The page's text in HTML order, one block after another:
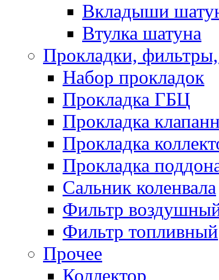
Вкладыши
Втулка шатуна
Прокладки,
Набор прокладок
Прокладка ГБЦ
Прокладка
Прокладка
Прокладка
Сальник коленвала
Фильтр
Фильтр топливный
Прочее
Коллектор